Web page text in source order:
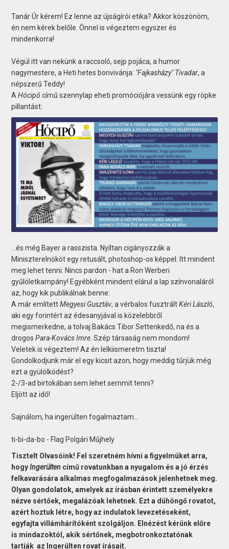
Tanár Úr kérem! Ez lenne az újságírói etika? Akkor köszönöm,
én nem kérek belőle. Önnel is végeztem egyszer és
mindenkorra!
Végül itt van nekünk a raccsoló, sejp pojáca, a humor
nagymestere, a Heti hetes bonvivánja: "Fajkasházy" Tivadar, a
népszerű Teddy!
AHócipőcímű szennylap eheti promóciójára vessünk egy röpke
pillantást:
...és még Bayer a rasszista. Nyíltan cigányozzák a
Miniszterelnököt egy retusált, photoshop-os képpel. Itt mindent
meg lehet tenni. Nincs pardon - hat a Ron Werberi
gyűlöletkampány! Egyébként mindent elárul a lap színvonaláról
az, hogy kik publikálnak benne:
A már említettMegyesi Gusztáv, a vérbalos fusztráltKéri László,
aki egy forintért az édesanyjával is közelebbről
megismerkedne, a tolvaj Bakács Tibor Settenkedő, na és a
drogosPara-Kovács Imre. Szép társaság nem mondom!
Veletek is végeztem! Az én lelkiismeretm tiszta!
Gondolkodjunk már el egy kicsit azon, hogy meddig tűrjük még
ezt a gyülölködést?
2-/3-ad birtokában sem lehet semmit tenni?
Eljött az idő!
Sajnálom, ha ingerülten fogalmaztam...
ti-bi-da-bo - Flag Polgári Műjhely
Tisztelt Olvasóink! Fel szeretném hívni a figyelmüket arra,
hogyIngerülten című rovatunkban a nyugalom és a jó érzés
felkavarására alkalmas megfogalmazások jelenhetnek meg.
Olyan gondolatok, amelyek az írásban érintett személyekre
nézve sértőek, megalázóak lehetnek. Ezt a dühöngő rovatot,
azért hoztuk létre, hogy az indulatok levezetéseként,
egyfajta villámhárítóként szolgáljon. Elnézést kérünk előre
is mindazoktól, akik sértőnek, megbotronkoztatónak
tartják az Ingerülten rovat írásait.